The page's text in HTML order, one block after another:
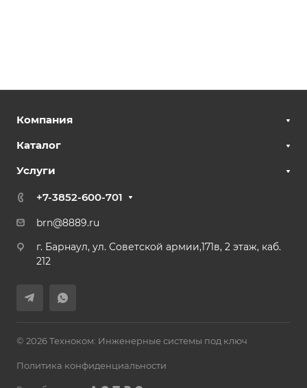
Компания
Каталог
Услуги
+7-3852-600-701
brn@8889.ru
г. Барнаул, ул. Советской армии,171в, 2 этаж, каб.
212
© 2026 Техноком: Инженерные системы под ключ
Политика конфиденциальности